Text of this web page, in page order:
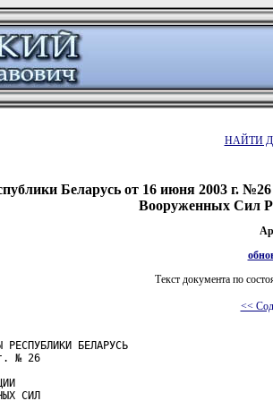
НАЙТИ
Беларусь от 16 июня 2003 г.
Вооруженных Сил
Текст документа по
<<